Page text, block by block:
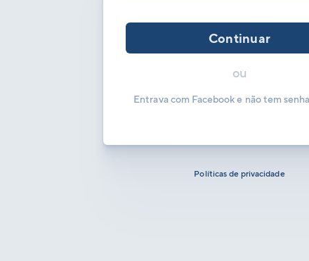
Continuar
ou
Entrava com Facebook e não tem
Políticas de privacidade